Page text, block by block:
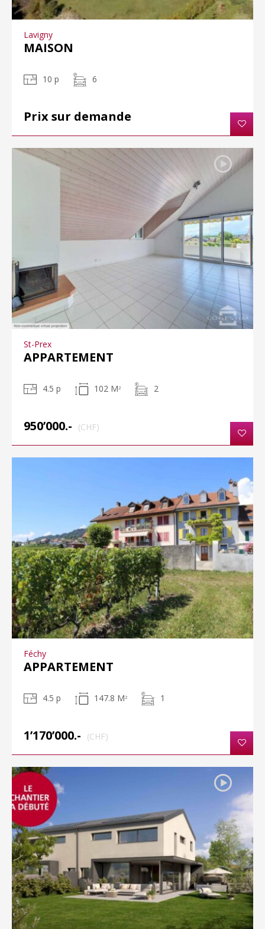
Lavigny
MAISON
10 p 6
Prix sur demande
St-Prex
APPARTEMENT
4.5 p 102 M 2 2
950’000.- (CHF)
Féchy
APPARTEMENT
4.5 p 147.8 M 2 1
1’170’000.- (CHF)